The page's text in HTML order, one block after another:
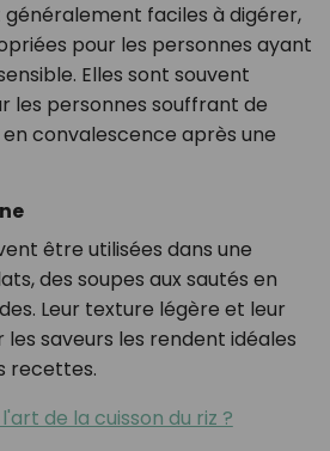
généralement faciles à digérer,
pour les personnes ayant
Elles sont souvent
les personnes souffrant de
convalescence après une
être utilisées dans une
des soupes aux sautés en
Leur texture légère et leur
saveurs les rendent idéales
recettes.
de la cuisson du riz ?